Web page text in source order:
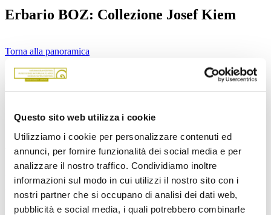
Questo sito web utilizza i cookie
Utilizziamo i cookie per personalizzare contenuti ed
annunci, per fornire funzionalità dei social media e per
analizzare il nostro traffico. Condividiamo inoltre
informazioni sul modo in cui utilizzi il nostro sito con i
nostri partner che si occupano di analisi dei dati web,
pubblicità e social media, i quali potrebbero combinarle
Erbario BOZ: Collezione Josef Kiem
Torna alla panoramica
Una collezione di Ciperacee, Poacee e briofite (muschi e epatiche)
che comprende circa 3200 esemplari e 636 taxa.
Mostra più immagini
Josef Kiem, nato il 28.1.1920 a Bolzano, è morto il 31.12.2018 a
Hofstatt (Kurtatsch), farmacista e botanico a Bolzano. Ha lasciato al
Museo di Scienze Naturali una collezione di Ciperacee, Poacee e
briofite (muschi e epatiche) che comprende circa 3200 esemplari e
636 taxa. Area geografica di
provenienza delle raccolte: Alto Adige,
regione mediterranea.